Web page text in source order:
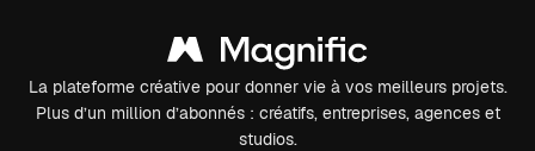
La plateforme créative pour donner vie à vos meilleurs projets.
Plus d’un million d’abonnés : créatifs, entreprises, agences et
studios.